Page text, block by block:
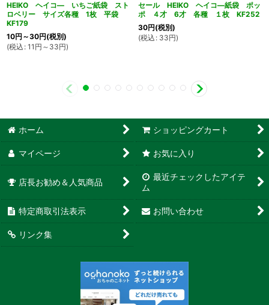
HEIKO ヘイコ― いちご紙袋 スト
ロベリー サイズ各種 1枚 平袋
KF179
10円 ～30円(税別)
(税込 : 11 円 ～33円)
セール HEIKO ヘイコ―紙袋 ポッ
ポ ４才 6才 各種 １枚 KF252
30円(税別)
(税込 : 33円)
ホーム ショッピングカート
マイページ お気に入り
店長お勧め＆人気商品
最近チェックしたアイテ
ム
特定商取引法表示 お問い合わせ
リンク集